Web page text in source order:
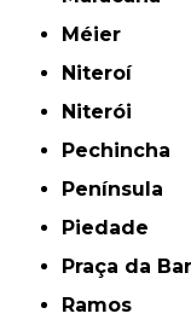
Méier
Niteroí
Niterói
Pechincha
Península
Piedade
Praça da
Ramos